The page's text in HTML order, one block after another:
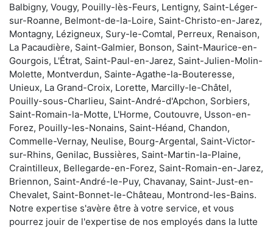
Balbigny, Vougy, Pouilly-lès-Feurs, Lentigny, Saint-Léger-
sur-Roanne, Belmont-de-la-Loire, Saint-Christo-en-Jarez,
Montagny, Lézigneux, Sury-le-Comtal, Perreux, Renaison,
La Pacaudière, Saint-Galmier, Bonson, Saint-Maurice-en-
Gourgois, L'Étrat, Saint-Paul-en-Jarez, Saint-Julien-Molin-
Molette, Montverdun, Sainte-Agathe-la-Bouteresse,
Unieux, La Grand-Croix, Lorette, Marcilly-le-Châtel,
Pouilly-sous-Charlieu, Saint-André-d'Apchon, Sorbiers,
Saint-Romain-la-Motte, L'Horme, Coutouvre, Usson-en-
Forez, Pouilly-les-Nonains, Saint-Héand, Chandon,
Commelle-Vernay, Neulise, Bourg-Argental, Saint-Victor-
sur-Rhins, Genilac, Bussières, Saint-Martin-la-Plaine,
Craintilleux, Bellegarde-en-Forez, Saint-Romain-en-Jarez,
Briennon, Saint-André-le-Puy, Chavanay, Saint-Just-en-
Chevalet, Saint-Bonnet-le-Château, Montrond-les-Bains.
Notre expertise s'avère être à votre service, et vous
pourrez jouir de l'expertise de nos employés dans la lutte